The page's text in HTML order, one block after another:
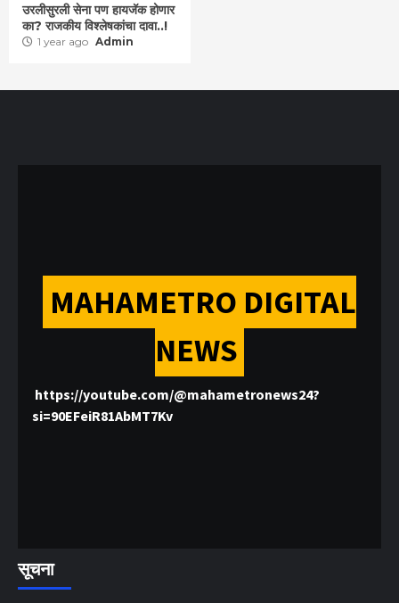
उरलीसुरली सेना पण हायजॅक होणार
का? राजकीय विश्लेषकांचा दावा..!
1 year ago Admin
MAHAMETRO DIGITAL
NEWS
https://youtube.com/@mahametronews24?
si=90EFeiR81AbMT7Kv
सूचना